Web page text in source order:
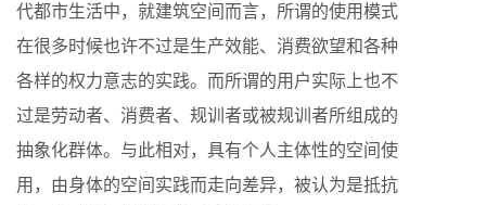
代都市生活中，就建筑空间而言，所谓的使用模式
在很多时候也许不过是生产效能、消费欲望和各种
各样的权力意志的实践。而所谓的用户实际上也不
过是劳动者、消费者、规训者或被规训者所组成的
抽象化群体。与此相对，具有个人主体性的空间使
用，由身体的空间实践而走向差异，被认为是抵抗